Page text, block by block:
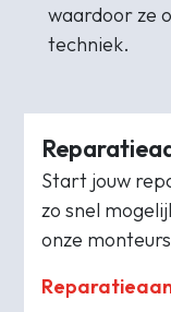
waardoor ze
techniek.
Start jouw
zo snel
onze monteurs